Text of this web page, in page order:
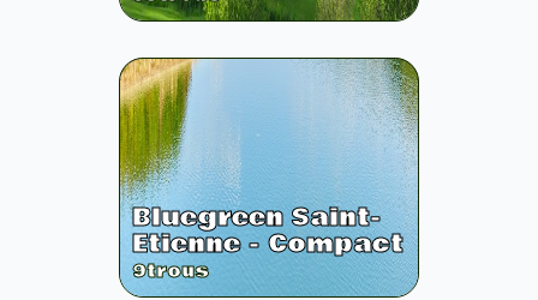
Bluegreen Saint-
Etienne - Compact
9trous